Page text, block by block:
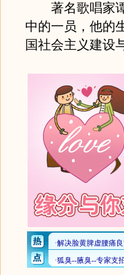
著名歌唱家谭
中的一员，他的
国社会主义建设